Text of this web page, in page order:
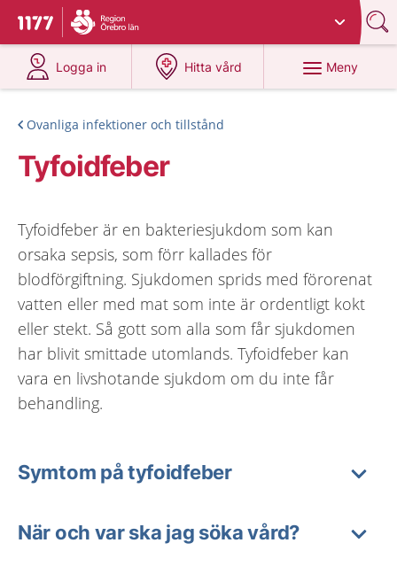
Till startsidan för 1177
Du har valt region
Logga in
på 1177.se
Hitta vård
på 1177.se
Meny
Ovanliga infektioner och tillstånd
Tyfoidfeber
Tyfoidfeber är en bakteriesjukdom som kan
orsaka sepsis, som förr kallades för
blodförgiftning. Sjukdomen sprids med förorenat
vatten eller med mat som inte är ordentligt kokt
eller stekt. Så gott som alla som får sjukdomen
har blivit smittade utomlands. Tyfoidfeber kan
vara en livshotande sjukdom om du inte får
behandling.
Symtom på tyfoidfeber
När och var ska jag söka vård?